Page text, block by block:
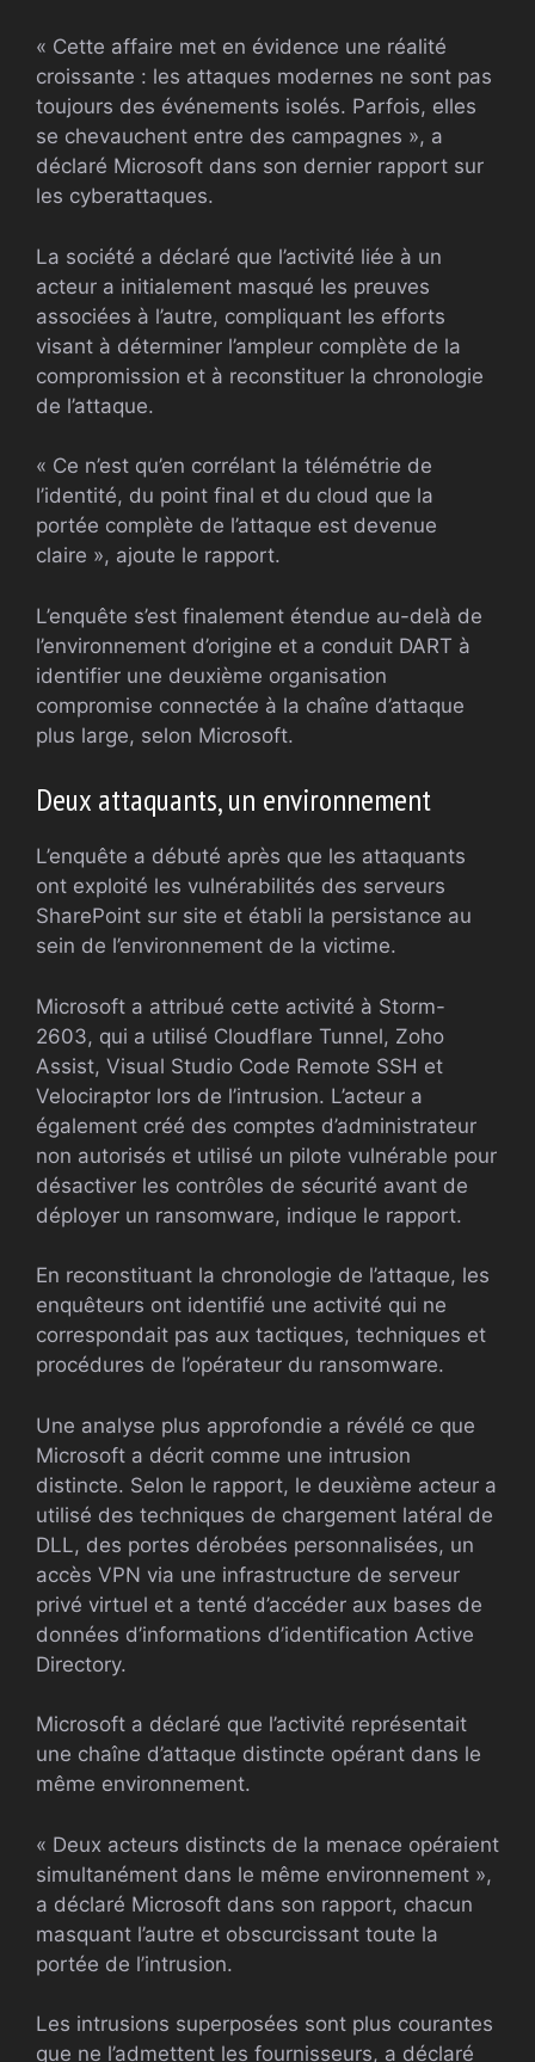
« Cette affaire met en évidence une réalité
croissante : les attaques modernes ne sont pas
toujours des événements isolés. Parfois, elles
se chevauchent entre des campagnes », a
déclaré Microsoft dans son dernier rapport sur
les cyberattaques.
La société a déclaré que l’activité liée à un
acteur a initialement masqué les preuves
associées à l’autre, compliquant les efforts
visant à déterminer l’ampleur complète de la
compromission et à reconstituer la chronologie
de l’attaque.
« Ce n’est qu’en corrélant la télémétrie de
l’identité, du point final et du cloud que la
portée complète de l’attaque est devenue
claire », ajoute le rapport.
L’enquête s’est finalement étendue au-delà de
l’environnement d’origine et a conduit DART à
identifier une deuxième organisation
compromise connectée à la chaîne d’attaque
plus large, selon Microsoft.
Deux attaquants, un environnement
L’enquête a débuté après que les attaquants
ont exploité les vulnérabilités des serveurs
SharePoint sur site et établi la persistance au
sein de l’environnement de la victime.
Microsoft a attribué cette activité à Storm-
2603, qui a utilisé Cloudflare Tunnel, Zoho
Assist, Visual Studio Code Remote SSH et
Velociraptor lors de l’intrusion. L’acteur a
également créé des comptes d’administrateur
non autorisés et utilisé un pilote vulnérable pour
désactiver les contrôles de sécurité avant de
déployer un ransomware, indique le rapport.
En reconstituant la chronologie de l’attaque, les
enquêteurs ont identifié une activité qui ne
correspondait pas aux tactiques, techniques et
procédures de l’opérateur du ransomware.
Une analyse plus approfondie a révélé ce que
Microsoft a décrit comme une intrusion
distincte. Selon le rapport, le deuxième acteur a
utilisé des techniques de chargement latéral de
DLL, des portes dérobées personnalisées, un
accès VPN via une infrastructure de serveur
privé virtuel et a tenté d’accéder aux bases de
données d’informations d’identification Active
Directory.
Microsoft a déclaré que l’activité représentait
une chaîne d’attaque distincte opérant dans le
même environnement.
« Deux acteurs distincts de la menace opéraient
simultanément dans le même environnement »,
a déclaré Microsoft dans son rapport, chacun
masquant l’autre et obscurcissant toute la
portée de l’intrusion.
Les intrusions superposées sont plus courantes
que ne l’admettent les fournisseurs, a déclaré